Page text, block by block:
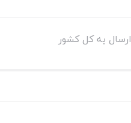
ارسال به کل کشور